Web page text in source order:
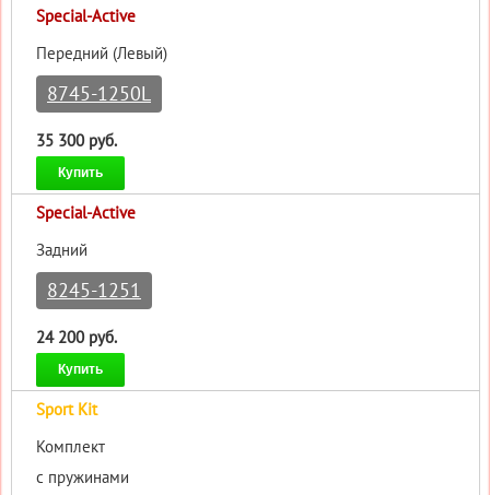
Special-Active
Передний (Левый)
8745-1250L
35 300 руб.
Купить
Special-Active
Задний
8245-1251
24 200 руб.
Купить
Sport Kit
Комплект
с пружинами